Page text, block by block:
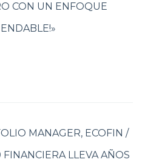
CON UN ENFOQUE
MANAGER, ECOFIN /
LLEVA AÑOS